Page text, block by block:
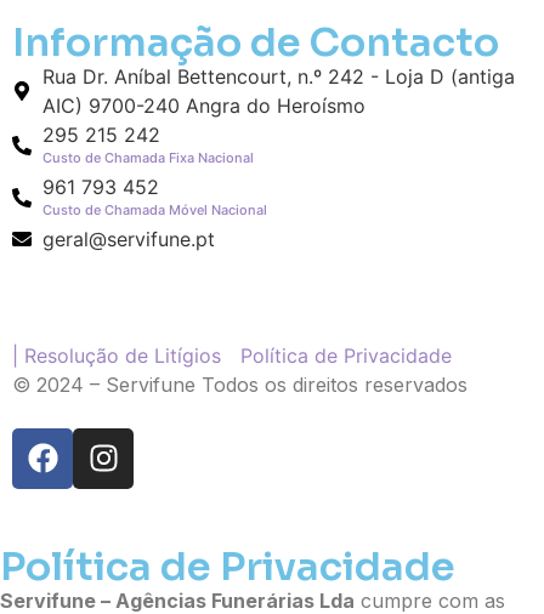
Informação de Contacto
Rua Dr. Aníbal Bettencourt, n.º 242 - Loja D (antiga
AIC) 9700-240 Angra do Heroísmo
295 215 242
Custo de Chamada Fixa Nacional
961 793 452
Custo de Chamada Móvel Nacional
geral@servifune.pt
| Resolução de Litígios
Política de Privacidade
© 2024 – Servifune Todos os direitos reservados
Pague mais tarde
Envie Flores
Gil António da Silva
Neste Formulário, você paga de imediato
com Paypal
Coração
Coroa
Opção 2 (€30)
Opção 5 (€45)
Opção 6 (€50)
Política de Privacidade
Servifune – Agências Funerárias Lda cumpre com as